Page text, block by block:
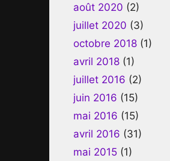
août 2020 (2)
juillet 2020 (3)
octobre 2018 (1)
avril 2018 (1)
juillet 2016 (2)
juin 2016 (15)
mai 2016 (15)
avril 2016 (31)
mai 2015 (1)